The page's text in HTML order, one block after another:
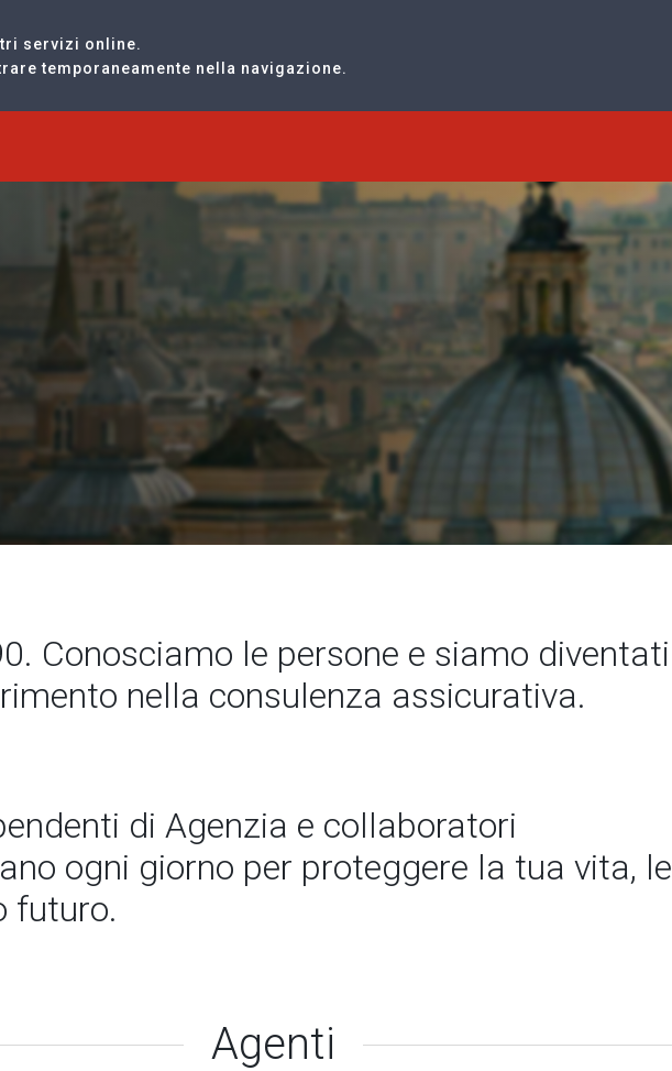
servizi online.
temporaneamente nella navigazione.
Conosciamo le persone e siamo diventati
nella consulenza assicurativa.
di Agenzia e collaboratori
ogni giorno per proteggere la tua vita, le
futuro.
Agenti